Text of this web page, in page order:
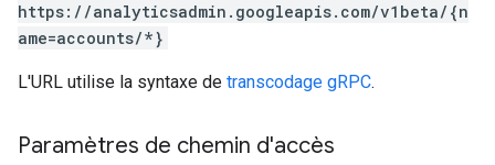
https://analyticsadmin.googleapis.com/v1beta/{n
ame=accounts/*}
L'URL utilise la syntaxe de transcodage gRPC.
Paramètres de chemin d'accès